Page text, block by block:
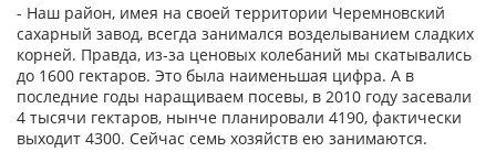
- Наш район, имея на своей территории Черемновский
сахарный завод, всегда занимался возделыванием сладких
корней. Правда, из-за ценовых колебаний мы скатывались
до 1600 гектаров. Это была наименьшая цифра. А в
последние годы наращиваем посевы, в 2010 году засевали
4 тысячи гектаров, нынче планировали 4190, фактически
выходит 4300. Сейчас семь хозяйств ею занимаются.